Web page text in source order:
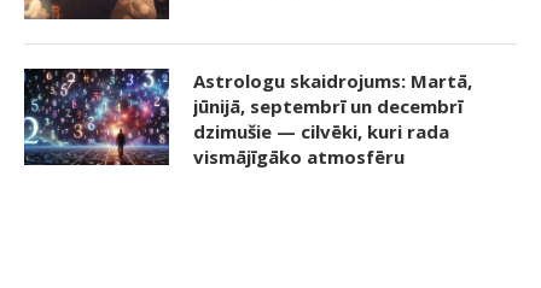
Astrologu skaidrojums: Martā,
jūnijā, septembrī un decembrī
dzimušie — cilvēki, kuri rada
vismājīgāko atmosfēru